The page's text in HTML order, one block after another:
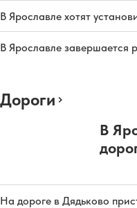
В Ярославле хотят
В Ярославле завершается
Дороги
В
На дороге в Дядьково